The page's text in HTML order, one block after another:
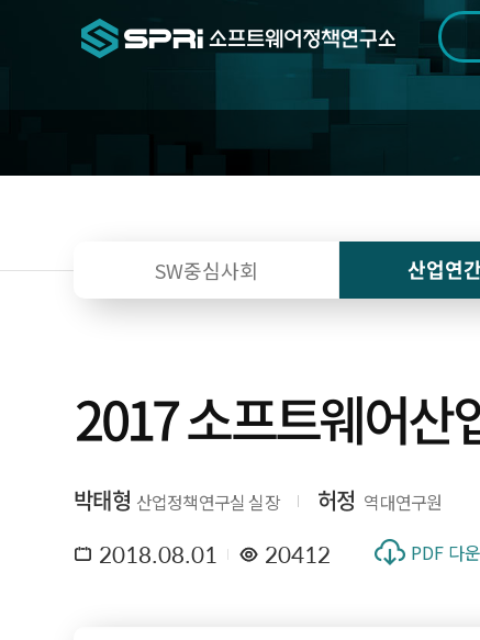
검색범위
기간
SW중심사회 산업연
2017 소프트웨어산
박태형 산업정책연구실 실장 허정 역대연구원
2018.08.01 20412 PDF 다